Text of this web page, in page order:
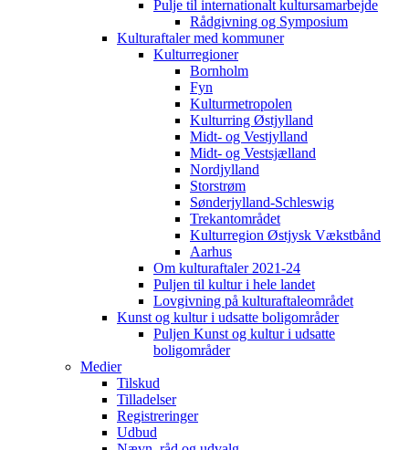
Pulje til internationalt kultursamarbejde
Rådgivning og Symposium
Kulturaftaler med kommuner
Kulturregioner
Bornholm
Fyn
Kulturmetropolen
Kulturring Østjylland
Midt- og Vestjylland
Midt- og Vestsjælland
Nordjylland
Storstrøm
Sønderjylland-Schleswig
Trekantområdet
Kulturregion Østjysk Vækstbånd
Aarhus
Om kulturaftaler 2021-24
Puljen til kultur i hele landet
Lovgivning på kulturaftaleområdet
Kunst og kultur i udsatte boligområder
Puljen Kunst og kultur i udsatte
boligområder
Medier
Tilskud
Tilladelser
Registreringer
Udbud